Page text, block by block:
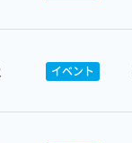
イベント